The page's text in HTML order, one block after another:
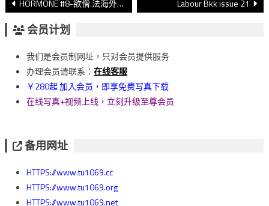
章
導
覽
HORMONE #8-欲僧.法海外传 拍摄视频 Labour Bkk issue 21
会员计划
我们是会员制网址，只对会员提供服务
办理会员请联系： 在线客服
￥280起 加入会员，即享免费写真下载
在线写真+视频上线，立刻升级至尊会员
备用网址
HTTPS://www.tu1069.cc
HTTPS://www.tu1069.org
HTTPS://www.tu1069.net